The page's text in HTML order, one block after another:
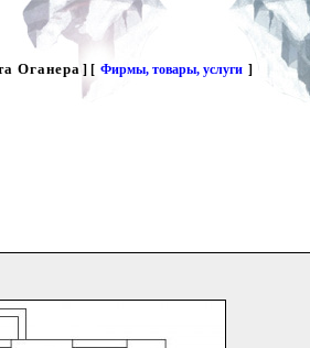
Оганера ] [ Фирмы, товары, услуги ]